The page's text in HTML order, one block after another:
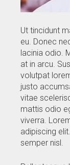
Ut tincidunt
eu. Donec
lacinia odio.
at in arcu.
volutpat
justo
vitae
mattis odio
viverra.
adipiscing
semper nisl.